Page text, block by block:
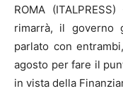
ROMA
rimarrà, il governo
parlato con
agosto per fare il
in vista della